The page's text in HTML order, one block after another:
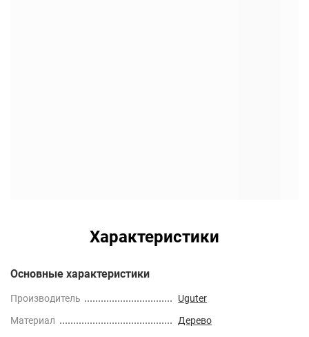
Характеристики
Основные характеристики
Производитель
Uguter
Материал
Дерево